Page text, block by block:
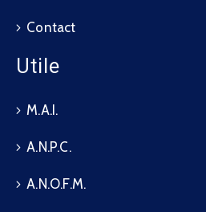
Contact
Utile
M.A.I.
A.N.P.C.
A.N.O.F.M.